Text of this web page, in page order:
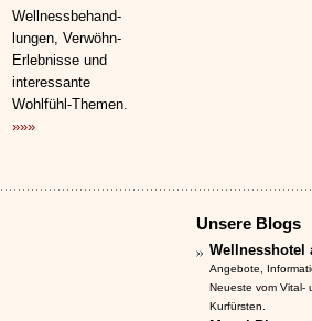
Wellnessbehand­
lungen, Verwöhn-
Erlebnisse und
interessante
Wohlfühl-Themen.
»»»
Unsere Blogs
Wellnesshotel
Angebote,
Neueste vom Vital-
Kurfürsten.